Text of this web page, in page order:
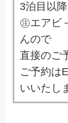
3泊目以
㊟エアビ
んので
直接のご
ご予約は
いいたし